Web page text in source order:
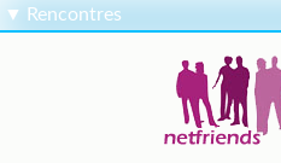
▼ Rencontres